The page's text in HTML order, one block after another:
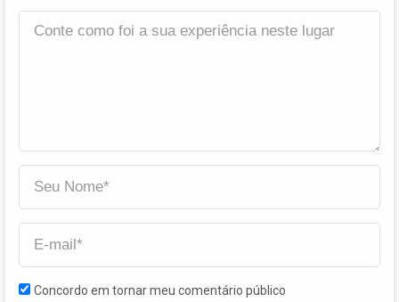
Concordo em tornar meu comentário público